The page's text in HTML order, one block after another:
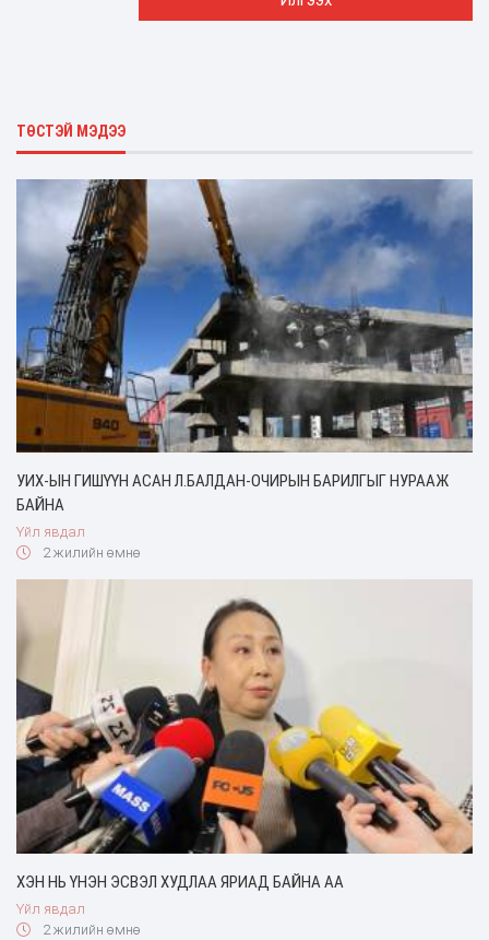
ТӨСТЭЙ МЭДЭЭ
УИХ-ЫН ГИШҮҮН АСАН Л.БАЛДАН-ОЧИРЫН БАРИЛГЫГ НУРААЖ
БАЙНА
Үйл явдал
2 жилийн өмнө
ХЭН НЬ ҮНЭН ЭСВЭЛ ХУДЛАА ЯРИАД БАЙНА АА
Үйл явдал
2 жилийн өмнө